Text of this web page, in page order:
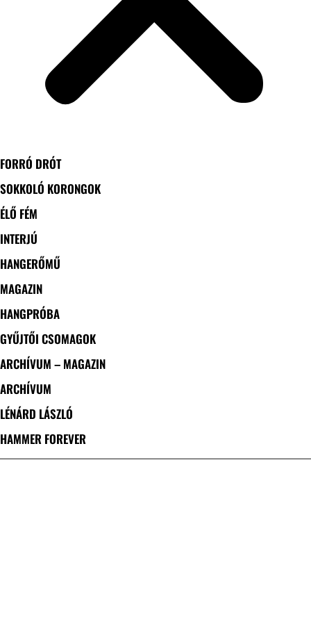
FORRÓ DRÓT
SOKKOLÓ KORONGOK
ÉLŐ FÉM
INTERJÚ
HANGERŐMŰ
MAGAZIN
HANGPRÓBA
GYŰJTŐI CSOMAGOK
ARCHÍVUM – MAGAZIN
ARCHÍVUM
LÉNÁRD LÁSZLÓ
HAMMER FOREVER